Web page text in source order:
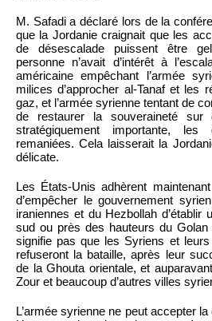
M. Safadi a déclaré lors de la
que la Jordanie craignait que les
de désescalade puissent être
personne n’avait d’intérêt à
américaine empêchant l’armée
milices d’approcher al-Tanaf et les
gaz, et l’armée syrienne tentant de
de restaurer la souveraineté sur
stratégiquement importante,
remaniées. Cela laisserait la
délicate.
Les États-Unis adhèrent
d’empêcher le gouvernement
iraniennes et du Hezbollah d’établir
sud ou près des hauteurs du
signifie pas que les Syriens et
refuseront la bataille, après leur
de la Ghouta orientale, et
Zour et beaucoup d’autres villes
L’armée syrienne ne peut accepter